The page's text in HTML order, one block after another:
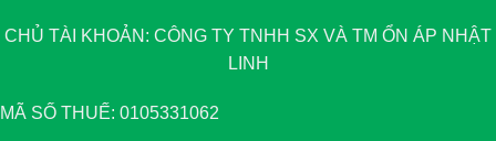
CHỦ TÀI KHOẢN: CÔNG TY TNHH SX VÀ TM ỔN ÁP NHẬT
LINH
MÃ SỐ THUẾ: 0105331062